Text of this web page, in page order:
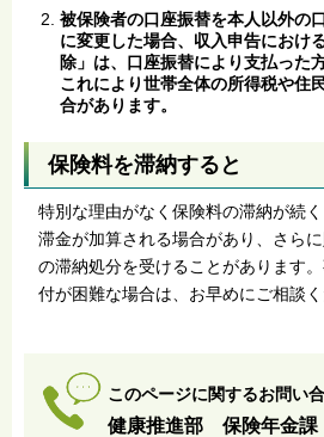
被保険者の口座振替を本人以外の
に変更した場合、収入申告におけ
除」は、口座振替により支払った
これにより世帯全体の所得税や住
合があります。
保険料を滞納すると
特別な理由がなく保険料の滞納が続
滞金が加算される場合があり、さら
の滞納処分を受けることがあります
付が困難な場合は、お早めにご相談く
このページに関するお問い
健康推進部 保険年金課